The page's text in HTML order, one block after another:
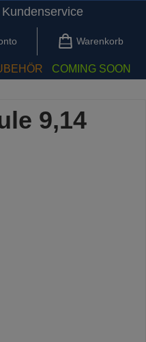
Kundenservice
auf dem MerkzettelWarenkorb
COMING SOON
9,14